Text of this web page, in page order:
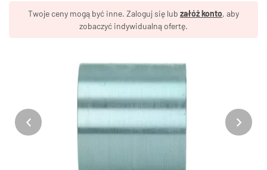
Twoje ceny mogą być inne. Zaloguj się lub załóż konto, aby
zobaczyć indywidualną ofertę.